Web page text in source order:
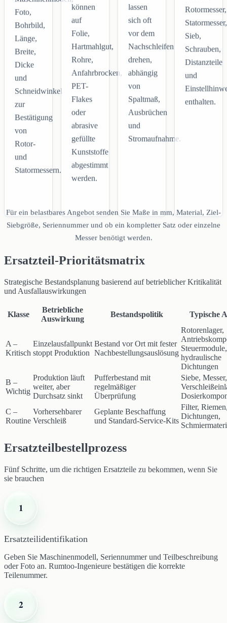
Foto,
Bohrbild,
Länge,
Breite,
Dicke
und
Schneidwinkel
zur
Bestätigung
von
Rotor-
und
Statormessern.
können
auf
Folie,
Hartmahlgut,
Rohre,
Anfahrbrocken,
PET-
Flakes
oder
abrasive
gefüllte
Kunststoffe
abgestimmt
werden.
lassen
sich oft
vor dem
Nachschleifen
drehen,
abhängig
von
Spaltmaß,
Ausbrüchen
und
Stromaufnahme.
Rotormesser,
Statormesser,
Sieb,
Schrauben,
Distanzteile
und
enthalten.
Für ein belastbares Angebot senden Sie Maße in mm, Material, Ziel-
Siebgröße, Seriennummer und ob ein kompletter Satz oder einzelne
Messer benötigt werden.
Ersatzteil-Prioritätsmatrix
Strategische Bestandsplanung basierend auf betrieblicher Kritikalität
und Ausfallauswirkungen
Klasse
Betriebliche
Auswirkung
Bestandspolitik Typische
A –
Kritisch
Einzelausfallpunkt
stoppt Produktion
Bestand vor Ort mit fester
Nachbestellungsauslösung
Rotorenlager,
Steuermodule,
hydraulische
Dichtungen
B –
Wichtig
Produktion läuft
weiter, aber
Durchsatz sinkt
Pufferbestand mit
regelmäßiger
Überprüfung
Siebe, Messer,
C –
Routine
Vorhersehbarer
Verschleiß
Geplante Beschaffung
und Standard-Service-Kits
Filter,
Dichtungen,
Ersatzteilbestellprozess
Fünf Schritte, um die richtigen Ersatzteile zu bekommen, wenn Sie
sie brauchen
1
Ersatzteilidentifikation
Geben Sie Maschinenmodell, Seriennummer und Teilbeschreibung
oder Foto an. Rumtoo-Ingenieure bestätigen die korrekte
Teilenummer.
2